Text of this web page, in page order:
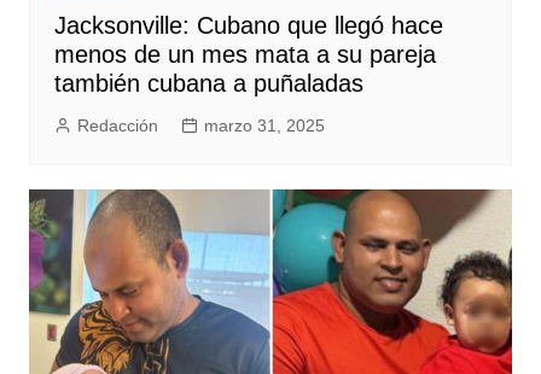
Jacksonville: Cubano que llegó hace
menos de un mes mata a su pareja
también cubana a puñaladas
Redacción marzo 31, 2025